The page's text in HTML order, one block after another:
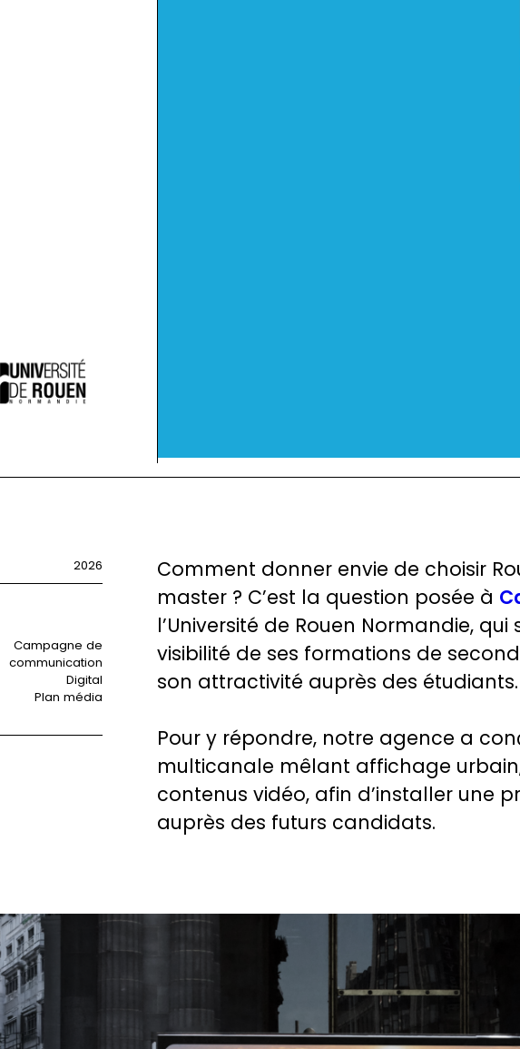
2026
Campagne de
communication
Digital
Plan média
Comment donner envie de choisir
master ? C’est la question posée à
l’Université de Rouen Normandie,
visibilité de ses formations de
son attractivité auprès des étudiants.
Pour y répondre, notre agence a
multicanale mêlant affichage
contenus vidéo, afin d’installer une
auprès des futurs candidats.